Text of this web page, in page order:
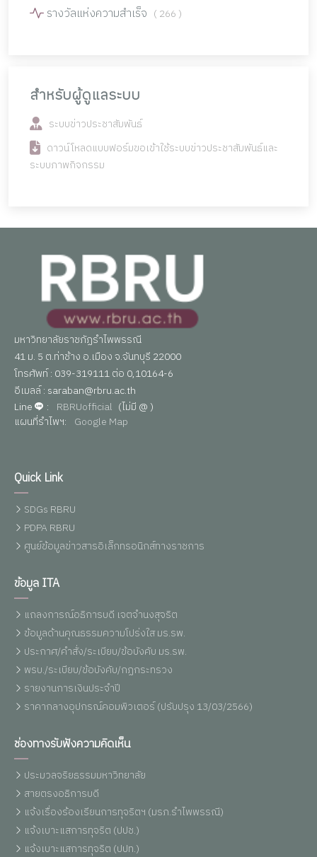
รางวัลแห่งความสำเร็จ ( 266 )
สำหรับผู้ดูแลระบบ
ระบบข่าวประชาสัมพันธ์
ดาวน์โหลดแบบฟอร์มขอเข้าใช้ระบบข่าวประชาสัมพันธ์และ
ระบบภาพกิจกรรม
มหาวิทยาลัยราชภัฏรำไพพรรณี
41 ม. 5 ต.ท่าช้าง อ.เมือง จ.จันทบุรี 22000
โทรศัพท์ : 039-319111 ต่อ 0,10164-6
อีเมลล์ : saraban@rbru.ac.th
Line
: RBRUofficial (ไม่มี @ )
แผนที่รำไพฯ: Google Map
Quick Link
SDGs RBRU
PDPA RBRU
ศูนย์ข้อมูลข่าวสารอิเล็กทรอนิกส์ทางราชการ
ข้อมูล ITA
แถลงการณ์อธิการบดี เจตจำนงสุจริต
ข้อมูลด้านคุณธรรมความโปร่งใส มร.รพ.
ประกาศ/คำสั่ง/ระเบียบ/ข้อบังคับ มร.รพ.
พรบ./ระเบียบ/ข้อบังคับ/กฏกระทรวง
รายงานการเงินประจำปี
ราคากลางอุปกรณ์คอมพิวเตอร์ (ปรับปรุง 13/03/2566)
ช่องทางรับฟังความคิดเห็น
ประมวลจริยธรรมมหาวิทยาลัย
สายตรงอธิการบดี
แจ้งเรื่องร้องเรียนการทุจริตฯ (มรภ.รำไพพรรณี)
แจ้งเบาะแสการทุจริต (ปปช.)
แจ้งเบาะแสการทุจริต (ปปท.)